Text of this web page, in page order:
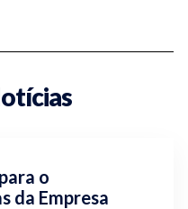
o
da Empresa